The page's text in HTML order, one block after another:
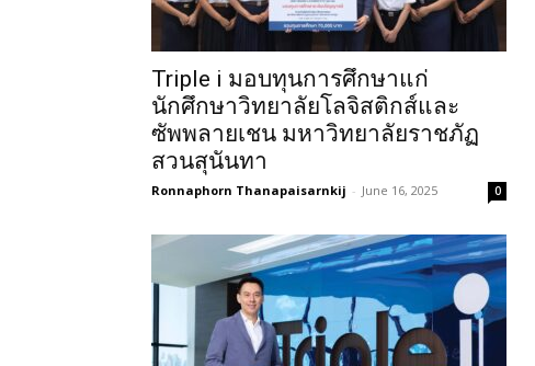
Triple i มอบทุนการศึกษาแก่
นักศึกษาวิทยาลัยโลจิสติกส์และ
ซัพพลายเชน มหาวิทยาลัยราชภัฏ
สวนสุนันทา
Ronnaphorn Thanapaisarnkij - June 16, 2025 0